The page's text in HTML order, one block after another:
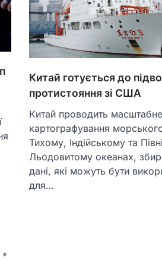
Китай готується до
протистояння зі США
Китай проводить масштабне
картографування
Тихому, Індійському та
Льодовитому океанах,
дані, які можуть бути
для…
*